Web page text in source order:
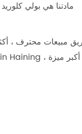
مادتنا هي بولي